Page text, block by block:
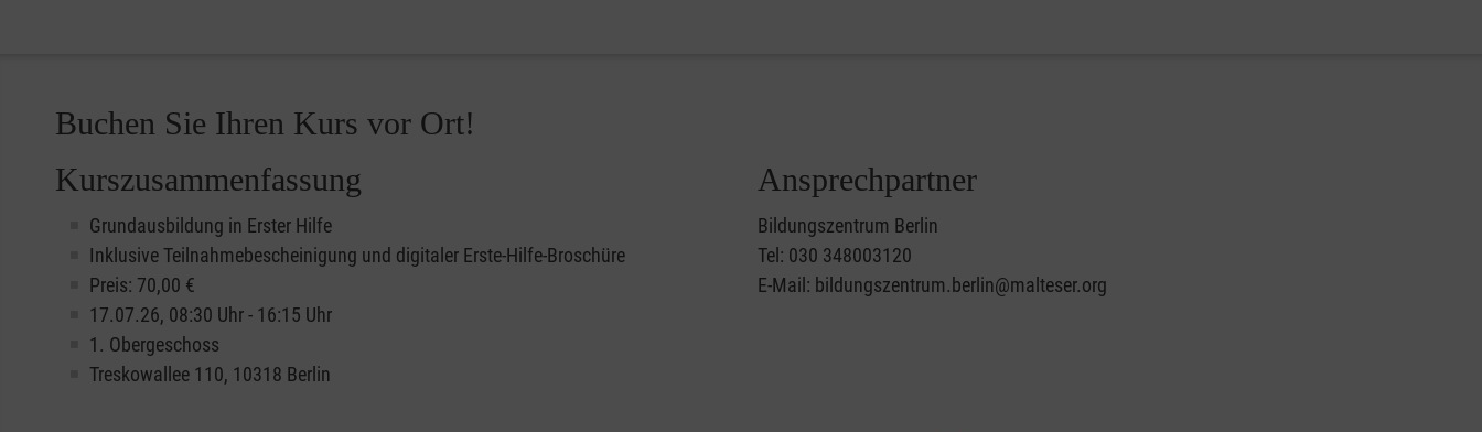
Buchen Sie Ihren Kurs vor Ort!
Kurszusammenfassung
Grundausbildung in Erster Hilfe
Inklusive Teilnahmebescheinigung und digitaler Erste-Hilfe-Broschüre
Preis: 70,00 €
17.07.26, 08:30 Uhr - 16:15 Uhr
1. Obergeschoss
Treskowallee 110, 10318 Berlin
Ansprechpartner
Bildungszentrum Berlin
Tel: 030 348003120
E-Mail: bildungszentrum.berlin@malteser.org